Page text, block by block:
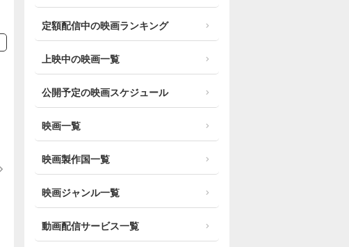
定額配信中の映画ランキング
上映中の映画一覧
公開予定の映画スケジュール
映画一覧
映画製作国一覧
映画ジャンル一覧
動画配信サービス一覧